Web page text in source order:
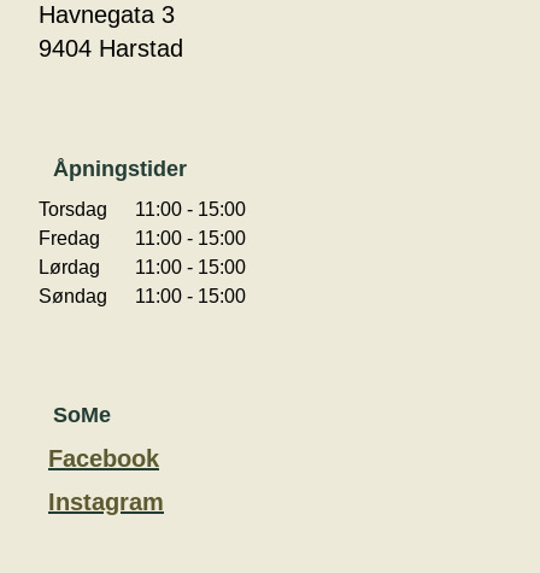
Havnegata 3
9404 Harstad
Åpningstider
Torsdag
11:00 - 15:00
Fredag
11:00 - 15:00
Lørdag
11:00 - 15:00
Søndag
11:00 - 15:00
SoMe
Facebook
Instagram